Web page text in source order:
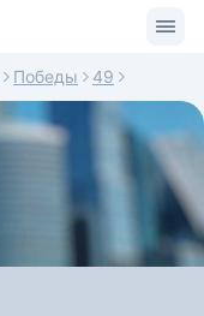
Победы 49